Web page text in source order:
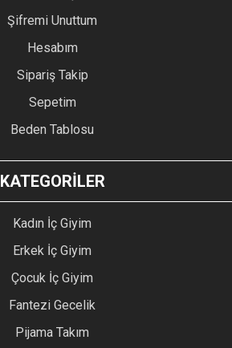
Şifremi Unuttum
Hesabım
Sipariş Takip
Sepetim
Beden Tablosu
KATEGORİLER
Kadın İç Giyim
Erkek İç Giyim
Çocuk İç Giyim
Fantezi Gecelik
Pijama Takım